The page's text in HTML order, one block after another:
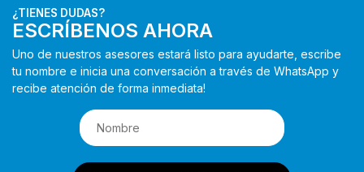
¿TIENES DUDAS?
ESCRÍBENOS AHORA
Uno de nuestros asesores estará listo para ayudarte, escribe
tu nombre e inicia una conversación a través de WhatsApp y
recibe atención de forma inmediata!